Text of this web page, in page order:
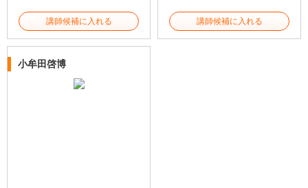
講師候補に入れる 講師候補に入れる
小牟田啓博